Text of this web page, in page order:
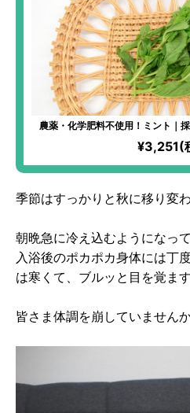
農薬・化学肥料不使用！ミント｜
ー、料理、入浴剤など活用度大！フ
やかな香りが
¥3,251(
季節はすっかりと秋に移り変
朝晩急に冷え込むようになって
入浴後のポカポカ身体には丁
は寒くて、ブルッと目を覚ます
皆さま体調を崩していません